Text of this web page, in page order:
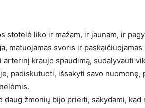
stotelė liko ir mažam, ir jaunam, ir
matuojamas svoris ir
arterinį kraujo spaudimą, sudalyvauti
padiskutuoti, išsakyti savo
daug žmonių bijo prieiti, sakydami,